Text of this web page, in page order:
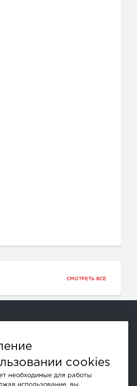
СМОТРЕТЬ ВСЕ
и другие
cookies
необходимые для работы
использование, вы